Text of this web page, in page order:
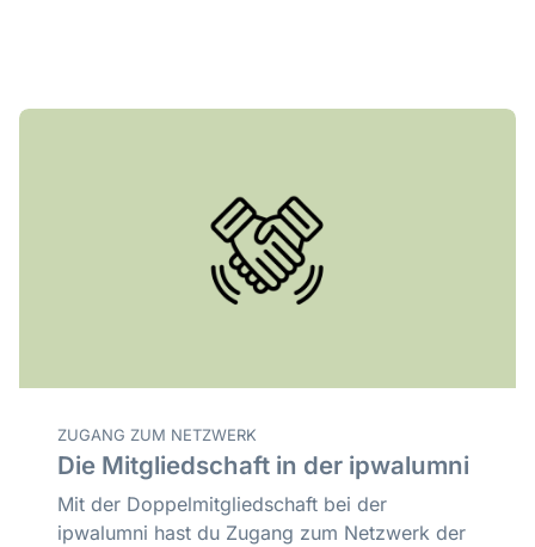
ZUGANG ZUM NETZWERK
Die Mitgliedschaft in der ipwalumni
Mit der Doppelmitgliedschaft bei der
ipwalumni hast du Zugang zum Netzwerk der